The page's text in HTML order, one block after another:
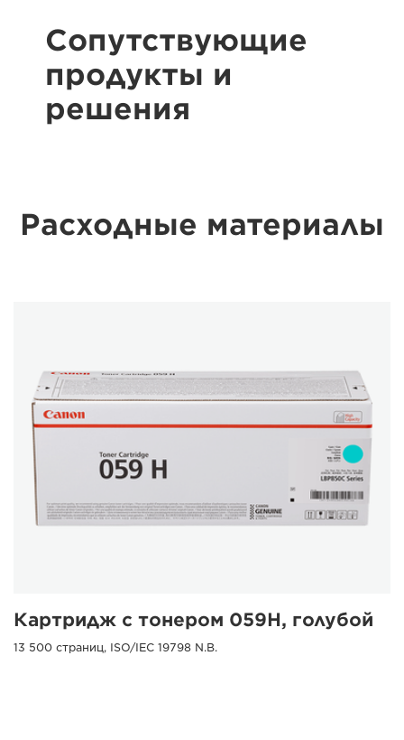
Сопутствующие
продукты и
решения
Расходные материалы
Картридж с тонером 059H, голубой
13 500 страниц, ISO/IEC 19798 N.B.